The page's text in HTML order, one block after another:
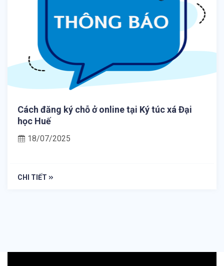
Cách đăng ký chỗ ở online tại Ký túc xá Đại
học Huế
18/07/2025
CHI TIẾT